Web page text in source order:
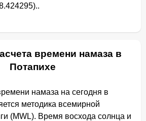
времени намаза в
Потапихе
намаза на сегодня в
методика всемирной
(MWL). Время восхода солнца и